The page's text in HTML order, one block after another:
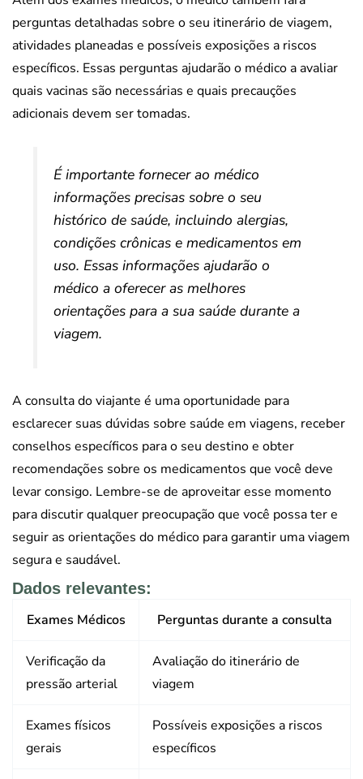
perguntas detalhadas sobre o seu itinerário de viagem,
atividades planeadas e possíveis exposições a riscos
específicos. Essas perguntas ajudarão o médico a avaliar
quais vacinas são necessárias e quais precauções
adicionais devem ser tomadas.
É importante fornecer ao médico
informações precisas sobre o seu
histórico de saúde, incluindo alergias,
condições crônicas e medicamentos em
uso. Essas informações ajudarão o
médico a oferecer as melhores
orientações para a sua saúde durante a
viagem.
A consulta do viajante é uma oportunidade para
esclarecer suas dúvidas sobre saúde em viagens, receber
conselhos específicos para o seu destino e obter
recomendações sobre os medicamentos que você deve
levar consigo. Lembre-se de aproveitar esse momento
para discutir qualquer preocupação que você possa ter e
seguir as orientações do médico para garantir uma viagem
segura e saudável.
Dados relevantes:
Exames Médicos
Perguntas durante a consulta
Verificação da
pressão arterial
Avaliação do itinerário de
viagem
Exames físicos
gerais
Possíveis exposições a riscos
específicos